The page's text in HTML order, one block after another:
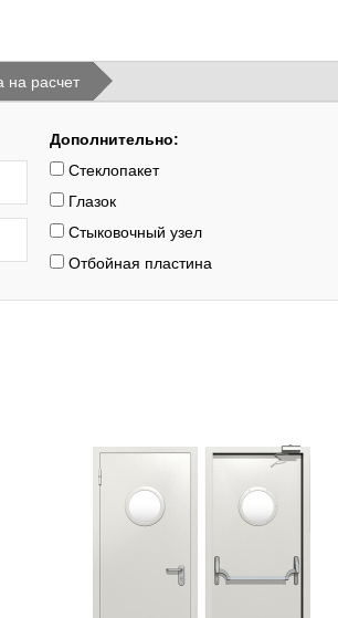
на расчет
Дополнительно:
Стеклопакет
Глазок
Стыковочный узел
Отбойная пластина